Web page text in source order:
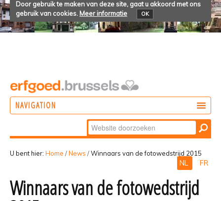
Door gebruik te maken van deze site, gaat u akkoord met ons
gebruik van cookies. Meer informatie OK
NAVIGATION
Zoek
Geavanceerd
zoeken...
U bent hier: Home /News /Winnaars van de fotowedstrijd 2015
NL FR
Winnaars van de fotowedstrijd